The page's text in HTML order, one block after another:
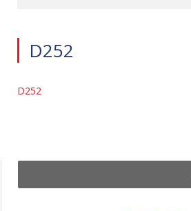
D252
D252